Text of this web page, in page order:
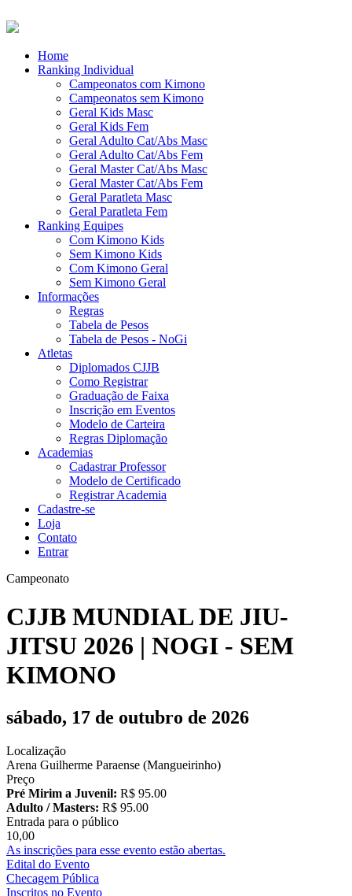
Home
Ranking Individual
Campeonatos com Kimono
Campeonatos sem Kimono
Geral Kids Masc
Geral Kids Fem
Geral Adulto Cat/Abs Masc
Geral Adulto Cat/Abs Fem
Geral Master Cat/Abs Masc
Geral Master Cat/Abs Fem
Geral Paratleta Masc
Geral Paratleta Fem
Ranking Equipes
Com Kimono Kids
Sem Kimono Kids
Com Kimono Geral
Sem Kimono Geral
Informações
Regras
Tabela de Pesos
Tabela de Pesos - NoGi
Atletas
Diplomados CJJB
Como Registrar
Graduação de Faixa
Inscrição em Eventos
Modelo de Carteira
Regras Diplomação
Academias
Cadastrar Professor
Modelo de Certificado
Registrar Academia
Cadastre-se
Loja
Contato
Entrar
Campeonato
CJJB MUNDIAL DE JIU-
JITSU 2026 | NOGI - SEM
KIMONO
sábado, 17 de outubro de 2026
Localização
Arena Guilherme Paraense (Mangueirinho)
Preço
Pré Mirim a Juvenil: R$ 95.00
Adulto / Masters: R$ 95.00
Entrada para o público
10,00
As inscrições para esse evento estão abertas.
Edital do Evento
Checagem Pública
Inscritos no Evento